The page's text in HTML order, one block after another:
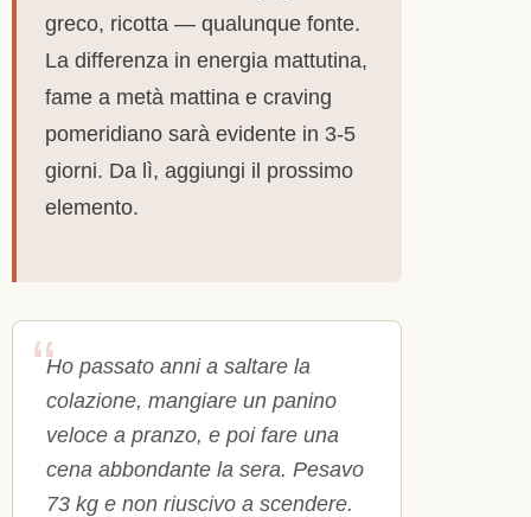
greco, ricotta — qualunque fonte.
La differenza in energia mattutina,
fame a metà mattina e craving
pomeridiano sarà evidente in 3-5
giorni. Da lì, aggiungi il prossimo
elemento.
Ho passato anni a saltare la
colazione, mangiare un panino
veloce a pranzo, e poi fare una
cena abbondante la sera. Pesavo
73 kg e non riuscivo a scendere.